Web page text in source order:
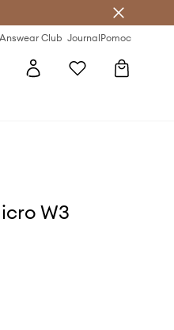
Answear Club JournalPomoc
W3